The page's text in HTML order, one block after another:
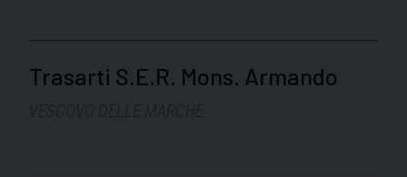
Trasarti S.E.R. Mons. Armando